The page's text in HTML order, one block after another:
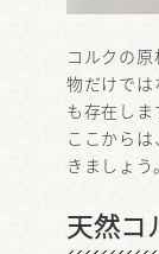
コルクの
物だけで
も存在しま
ここから
きましょう。
天然コ